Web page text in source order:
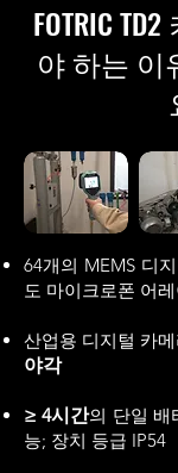
FOTRIC
야 하는 이
64개의 MEMS 디
도 마이크로폰 어레
산업용 디지털 카
야각
≥ 4시간의 단일 배
능; 장치 등급 IP54